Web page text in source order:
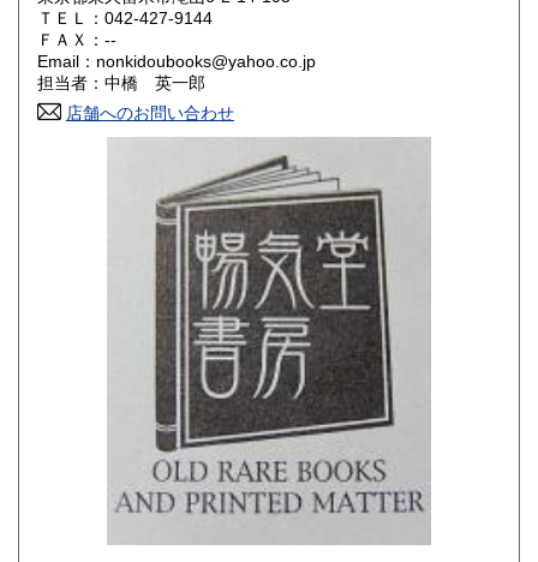
山口県 180円
香川県 180円 愛媛県
高知県
180円 長崎県
180円 大分県
180円 鹿児島県
180円
ＴＥＬ：042-427-9144
ＦＡＸ：--
Email：nonkidoubooks@yahoo.co.jp
担当者：中橋 英一郎
店舗へのお問い合わせ